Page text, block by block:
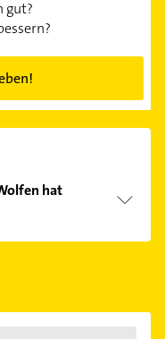
gut?
hat
Öffnungszeiten.